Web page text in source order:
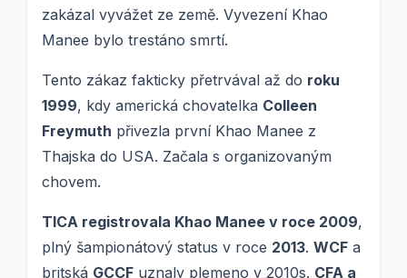
zakázal vyvážet ze země. Vyvezení Khao
Manee bylo trestáno smrtí.
Tento zákaz fakticky přetrvával až do roku
1999, kdy americká chovatelka Colleen
Freymuth přivezla první Khao Manee z
Thajska do USA. Začala s organizovaným
chovem.
TICA registrovala Khao Manee v roce 2009,
plný šampionátový status v roce 2013. WCF a
britská GCCF uznaly plemeno v 2010s. CFA a